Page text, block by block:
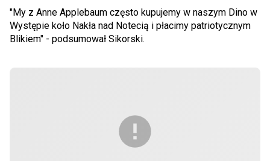
"My z Anne Applebaum często kupujemy w naszym Dino w
Występie koło Nakła nad Notecią i płacimy patriotycznym
Blikiem" - podsumował Sikorski.